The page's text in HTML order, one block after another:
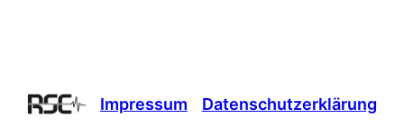
Impressum Datenschutzerklärung